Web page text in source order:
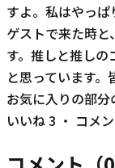
すよ。私はやっ
ゲストで来た時
す。推しと推し
と思っています
お気に入りの部分
いいね3 ・ コメ